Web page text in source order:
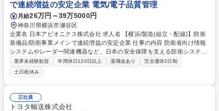
で連続増益の安定企業 電気/電子品質管理
月給26万円～39万5000円
神奈川県横浜市瀬谷区
企業名 日本アビオニクス株式会社 求人名 【横浜/製造(組立・配線)】防衛
装備品/防衛事業メインで連続増益の安定企業 仕事の内容 防衛省向け情報
システムやレーダー関連機器など、日本の安全保障を支える防衛システム
を開発する当社にて、防衛装備品の組立・配線業務をお任せします。 ※担
当予定製品：陸海空関連の防衛装備品 ■装置向け組立・配線作業 ■ユニッ
ト向け組立・配線作業 ■生産進捗の確認 ■計画／実績の差異分析および効
率改善 ※防衛予算拡大を背景に受注が増加しており、生産体制の強化が求
められております。 募集職種 【横浜/製造(組立・配線)】防衛装備品/防衛
事業メインで連続増益の安定企業
業界未経験歓迎 年間休日120日以上 退職金あり
完全週休2日制
土日祝休み
正社員
トヨタ輸送株式会社